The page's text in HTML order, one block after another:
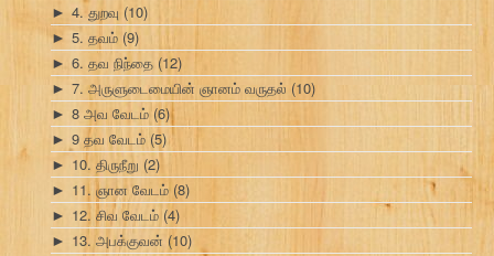
► 4. துறவு (10)
► 5. தவம் (9)
► 6. தவ நிந்தை (12)
► 7. அருளுடைமையின் ஞானம் வருதல் (10)
► 8 அவ வேடம் (6)
► 9 தவ வேடம் (5)
► 10. திருநீறு (2)
► 11. ஞான வேடம் (8)
► 12. சிவ வேடம் (4)
► 13. அபக்குவன் (10)